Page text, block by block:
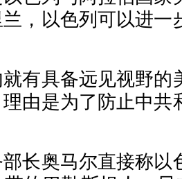
，以色列可以进一
有具备远见视野的
由是为了防止中共
长奥马尔直接称以